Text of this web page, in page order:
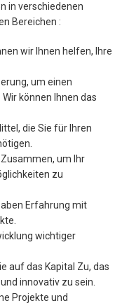
in verschiedenen
Bereichen :
wir Ihnen helfen, Ihre
um einen
können Ihnen das
die Sie für Ihren
um Ihr
zu
Erfahrung mit
wichtiger
auf das Kapital Zu, das
innovativ zu sein.
Projekte und